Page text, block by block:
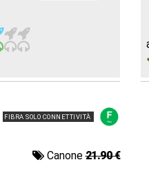
FIBRA SOLO CONNETTIVITÀ
Canone21.90 €